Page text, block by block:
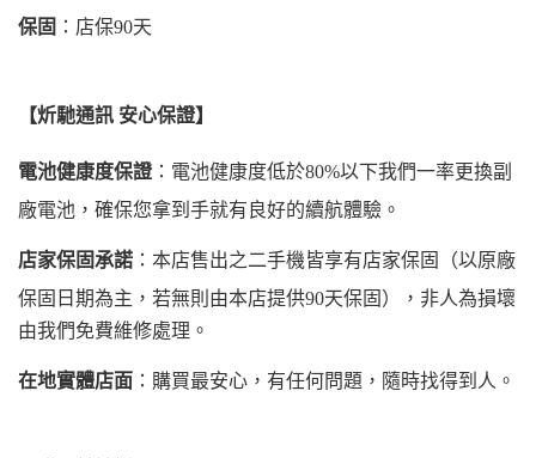
保固 ：店保90天
【炘馳通訊 安心保證】
電池健康度保證 ：電池健康度低於80%以下我們一率更換副
廠電池，確保您拿到手就有良好的續航體驗。
店家保固承諾 ：本店售出之二手機皆享有店家保固（以原廠
保固日期為主，若無則由本店提供90天保固），非人為損壞
由我們免費維修處理。
在地實體店面 ：購買最安心，有任何問題，隨時找得到人。